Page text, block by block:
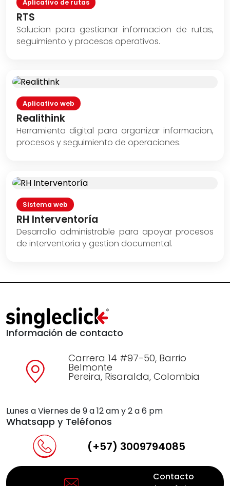
Aplicativo de rutas
RTS
Solucion para gestionar informacion de rutas,
seguimiento y procesos operativos.
Aplicativo web
Realithink
Herramienta digital para organizar informacion,
procesos y seguimiento de operaciones.
Sistema web
RH Interventoría
Desarrollo administrable para apoyar procesos
de interventoria y gestion documental.
Información de contacto
Carrera 14 #97-50, Barrio
Belmonte
Pereira, Risaralda, Colombia
Lunes a Viernes de 9 a 12 am y 2 a 6 pm
Whatsapp y Teléfonos
(+57) 3009794085
Contacto